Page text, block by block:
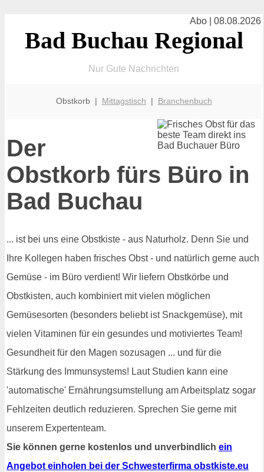
Abo | 08.08.2026
Bad Buchau Regional
Nur Gute Nachrichten
Obstkorb | Mittagstisch | Branchenbuch
Der
Obstkorb fürs Büro in
Bad Buchau
... ist bei uns eine Obstkiste - aus Naturholz. Denn Sie und
Ihre Kollegen haben frisches Obst - und natürlich gerne auch
Gemüse - im Büro verdient! Wir liefern Obstkörbe und
Obstkisten, auch kombiniert mit vielen möglichen
Gemüsesorten (besonders beliebt ist Snackgemüse), mit
vielen Vitaminen für ein gesundes und motiviertes Team!
Gesundheit für den Magen sozusagen ... und für die
Stärkung des Immunsystems! Laut Studien kann eine
'automatische' Ernährungsumstellung am Arbeitsplatz sogar
Fehlzeiten deutlich reduzieren. Sprechen Sie gerne mit
unserem Expertenteam.
Sie können gerne kostenlos und unverbindlich ein
Angebot einholen bei der Schwesterfirma obstkiste.eu